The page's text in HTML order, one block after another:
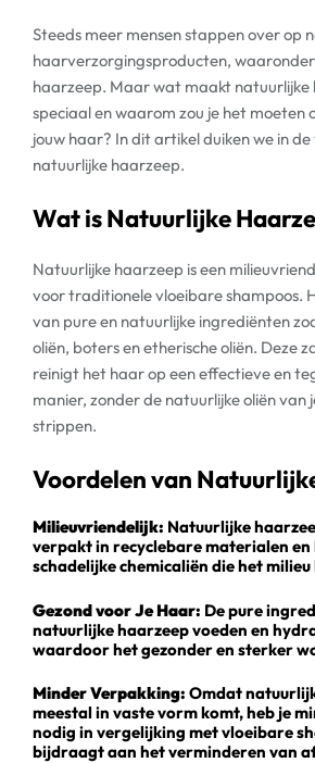
Steeds meer mensen stappen over op
haarverzorgingsproducten,
haarzeep. Maar wat maakt natuurlijke
speciaal en waarom zou je het moeten
jouw haar? In dit artikel duiken we in
natuurlijke haarzeep.
Wat is Natuurlijke
Natuurlijke haarzeep is een
voor traditionele vloeibare shampoos.
van pure en natuurlijke ingrediënten
oliën, boters en etherische oliën. Deze
reinigt het haar op een effectieve en
manier, zonder de natuurlijke oliën van
strippen.
Voordelen van
Milieuvriendelijk: Natuurlijke
verpakt in recyclebare materialen en
schadelijke chemicaliën die het
Gezond voor Je Haar: De pure
natuurlijke haarzeep voeden en
waardoor het gezonder en sterker
Minder Verpakking: Omdat
meestal in vaste vorm komt, heb je
nodig in vergelijking met vloeibare
bijdraagt aan het verminderen van